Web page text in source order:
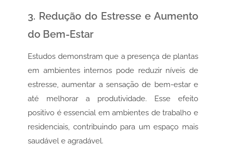
3. Redução do Estresse e Aumento
do Bem-Estar
Estudos demonstram que a presença de plantas
em ambientes internos pode reduzir níveis de
estresse, aumentar a sensação de bem-estar e
até melhorar a produtividade. Esse efeito
positivo é essencial em ambientes de trabalho e
residenciais, contribuindo para um espaço mais
saudável e agradável.